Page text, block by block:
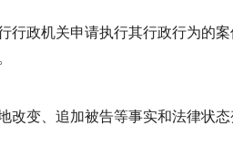
行政机关申请执行其行政行为的
变、追加被告等事实和法律状态